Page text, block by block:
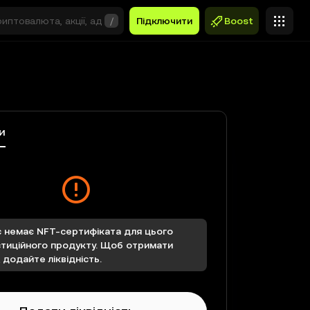
/ Підключити Boost
немає NFT-сертифіката для цього
продукту. Щоб отримати
додайте ліквідність.